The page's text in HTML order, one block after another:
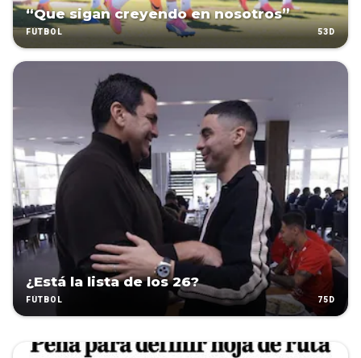
“Que sigan creyendo en nosotros”
FÚTBOL 53D
¿Está la lista de los 26?
FÚTBOL 75D